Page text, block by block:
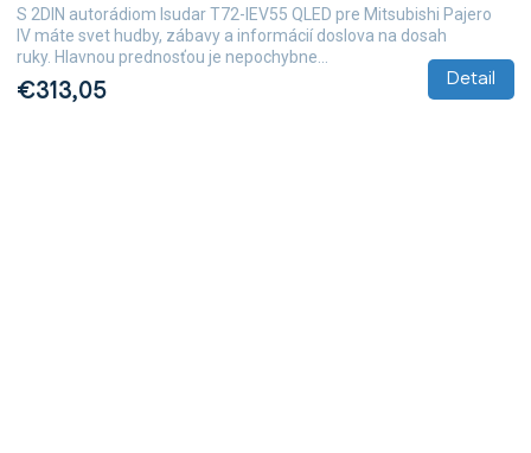
€313,05 Detail
S 2DIN autorádiom Isudar T72-IEV55 QLED pre Mitsubishi Pajero
IV máte svet hudby, zábavy a informácií doslova na dosah
ruky. Hlavnou prednosťou je nepochybne...